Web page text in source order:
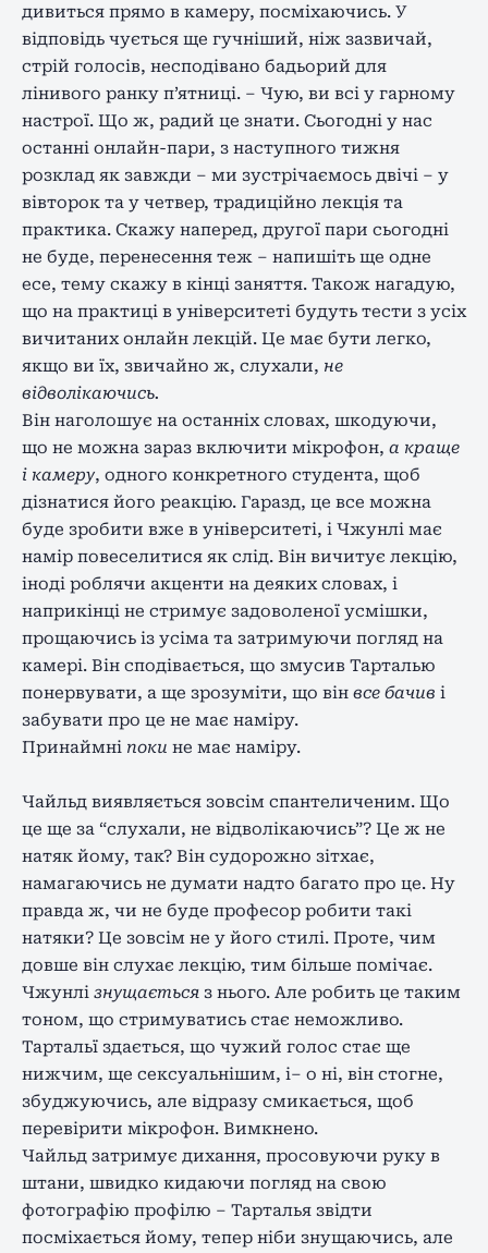
дивиться прямо в камеру, посміхаючись. У
відповідь чується ще гучніший, ніж зазвичай,
стрій голосів, несподівано бадьорий для
лінивого ранку п’ятниці. – Чую, ви всі у гарному
настрої. Що ж, радий це знати. Сьогодні у нас
останні онлайн-пари, з наступного тижня
розклад як завжди – ми зустрічаємось двічі – у
вівторок та у четвер, традиційно лекція та
практика. Скажу наперед, другої пари сьогодні
не буде, перенесення теж – напишіть ще одне
есе, тему скажу в кінці заняття. Також нагадую,
що на практиці в університеті будуть тести з усіх
вичитаних онлайн лекцій. Це має бути легко,
якщо ви їх, звичайно ж, слухали, не
відволікаючись.
Він наголошує на останніх словах, шкодуючи,
що не можна зараз включити мікрофон, а краще
і камеру, одного конкретного студента, щоб
дізнатися його реакцію. Гаразд, це все можна
буде зробити вже в університеті, і Чжунлі має
намір повеселитися як слід. Він вичитує лекцію,
іноді роблячи акценти на деяких словах, і
наприкінці не стримує задоволеної усмішки,
прощаючись із усіма та затримуючи погляд на
камері. Він сподівається, що змусив Тарталью
понервувати, а ще зрозуміти, що він все бачив і
забувати про це не має наміру.
Принаймні поки не має наміру.
Чайльд виявляється зовсім спантеличеним. Що
це ще за “слухали, не відволікаючись”? Це ж не
натяк йому, так? Він судорожно зітхає,
намагаючись не думати надто багато про це. Ну
правда ж, чи не буде професор робити такі
натяки? Це зовсім не у його стилі. Проте, чим
довше він слухає лекцію, тим більше помічає.
Чжунлі знущається з нього. Але робить це таким
тоном, що стримуватись стає неможливо.
Тартальї здається, що чужий голос стає ще
нижчим, ще сексуальнішим, і– о ні, він стогне,
збуджуючись, але відразу смикається, щоб
перевірити мікрофон. Вимкнено.
Чайльд затримує дихання, просовуючи руку в
штани, швидко кидаючи погляд на свою
фотографію профілю – Тарталья звідти
посміхається йому, тепер ніби знущаючись, але